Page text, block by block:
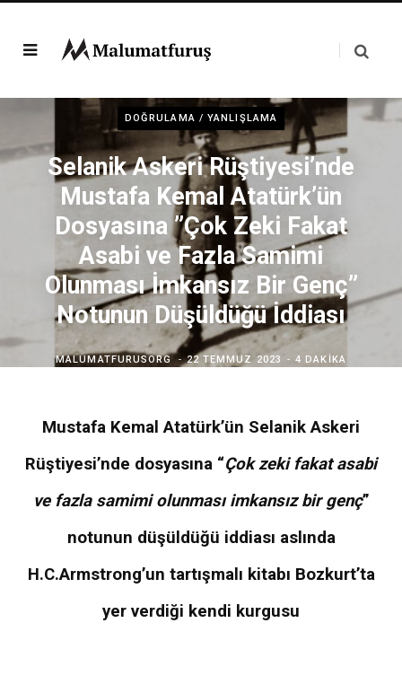
DOĞRULAMA / YANLIŞLAMA
Selanik Askeri Rüştiyesi’nde
Mustafa Kemal Atatürk’ün
Dosyasına ”Çok Zeki Fakat
Asabi ve Fazla Samimi
Olunması İmkansız Bir Genç”
Notunun Düşüldüğü İddiası
MALUMATFURUSORG 22 TEMMUZ 2023 4 DAKIKA
Mustafa Kemal Atatürk’ün Selanik Askeri
Rüştiyesi’nde dosyasına “Çok zeki fakat asabi
ve fazla samimi olunması imkansız bir genç”
notunun düşüldüğü iddiası aslında
H.C.Armstrong’un tartışmalı kitabı Bozkurt’ta
yer verdiği kendi kurgusu